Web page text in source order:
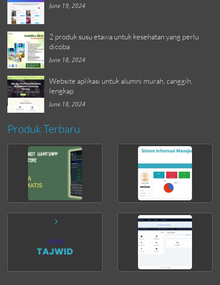
June 19, 2024
2 produk susu etawa untuk kesehatan yang perlu
dicoba
June 18, 2024
Website aplikasi untuk alumni murah, canggih,
lengkap
June 18, 2024
Produk Terbaru